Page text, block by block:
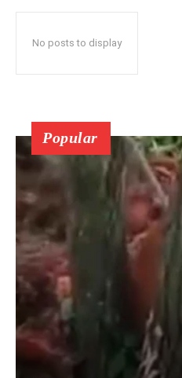
No posts to display
Popular